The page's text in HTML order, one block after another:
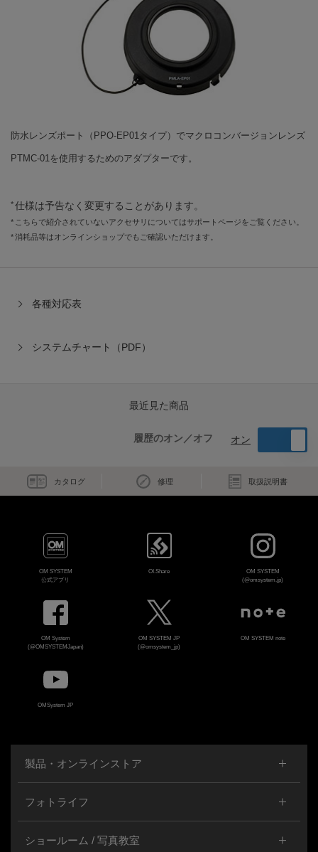
防水レンズポート（PPO-EP01タイプ）でマクロコンバージョンレンズ
PTMC-01を使用するためのアダプターです。
仕様は予告なく変更することがあります。
こちらで紹介されていないアクセサリについてはサポートページをご覧ください。
消耗品等はオンラインショップでもご確認いただけます。
各種対応表
システムチャート（PDF）
最近見た商品
履歴のオン／オフ オン
カタログ 修理 取扱説明書
OM SYSTEM
公式アプリ
OI.Share
OM SYSTEM
(@omsystem.jp)
OM System
(@OMSYSTEMJapan)
OM SYSTEM JP
(@omsystem_jp)
OM SYSTEM note
OMSystem JP
製品・オンラインストア
フォトライフ
ショールーム / 写真教室